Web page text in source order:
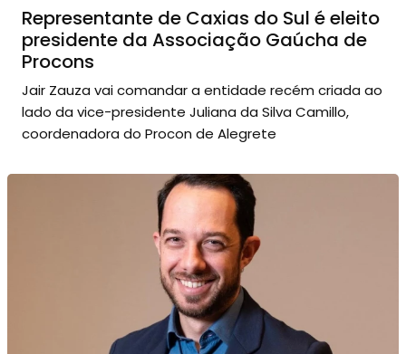
Representante de Caxias do Sul é eleito
presidente da Associação Gaúcha de
Procons
Jair Zauza vai comandar a entidade recém criada ao
lado da vice-presidente Juliana da Silva Camillo,
coordenadora do Procon de Alegrete